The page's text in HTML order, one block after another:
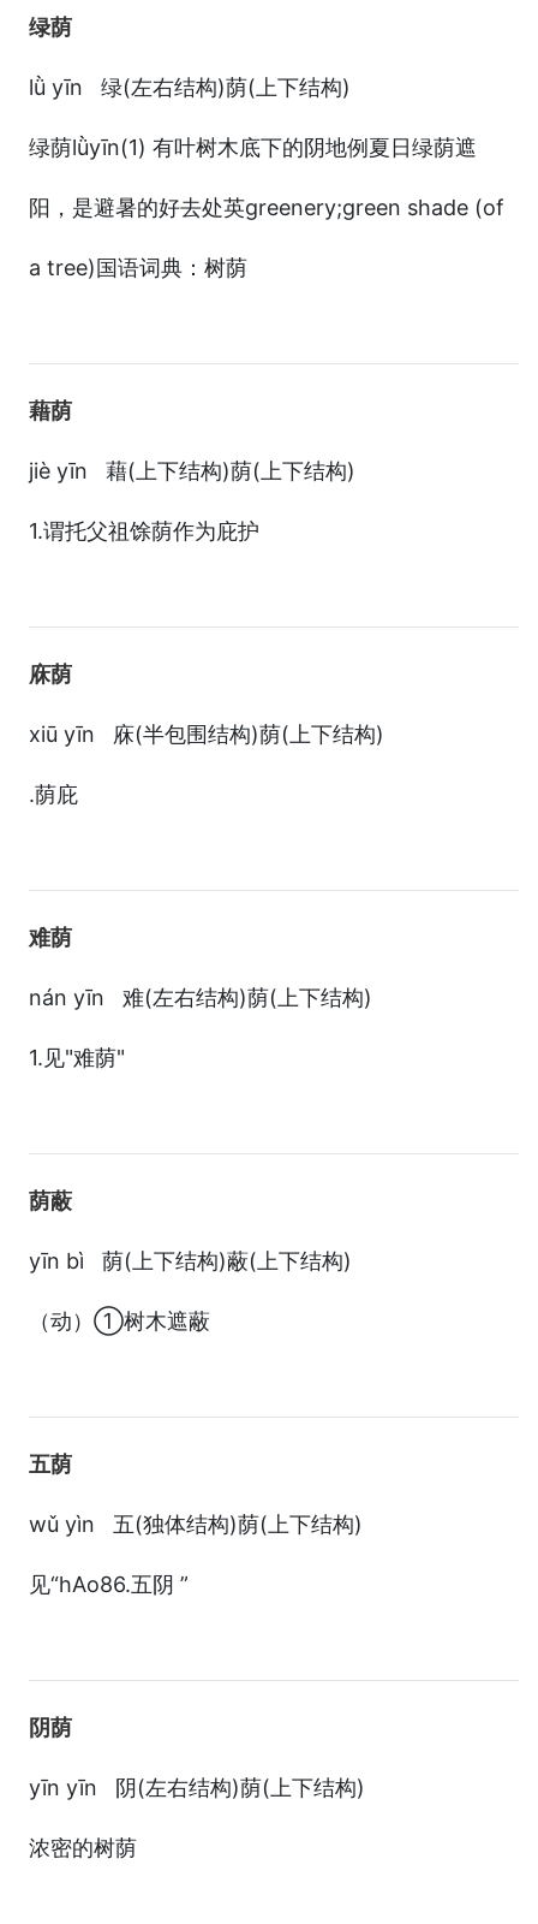
绿荫
lǜ yīn 绿(左右结构)荫(上下结构)
绿荫lǜyīn(1) 有叶树木底下的阴地例夏日绿荫遮
阳，是避暑的好去处英greenery;green shade (of
a tree)国语词典：树荫
藉荫
jiè yīn 藉(上下结构)荫(上下结构)
1.谓托父祖馀荫作为庇护
庥荫
xiū yīn 庥(半包围结构)荫(上下结构)
.荫庇
难荫
nán yīn 难(左右结构)荫(上下结构)
1.见"难荫"
荫蔽
yīn bì 荫(上下结构)蔽(上下结构)
（动）①树木遮蔽
五荫
wǔ yìn 五(独体结构)荫(上下结构)
见“hAo86.五阴 ”
阴荫
yīn yīn 阴(左右结构)荫(上下结构)
浓密的树荫